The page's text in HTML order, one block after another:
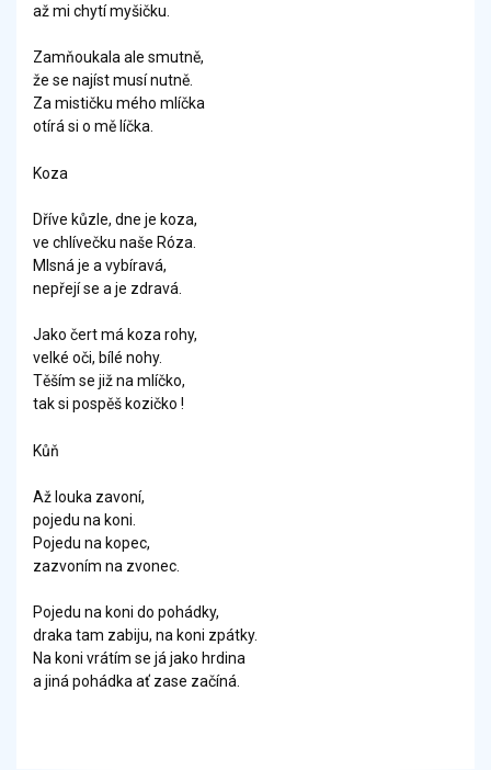
až mi chytí myšičku.
Zamňoukala ale smutně,
že se najíst musí nutně.
Za mističku mého mlíčka
otírá si o mě líčka.
Koza
Dříve kůzle, dne je koza,
ve chlívečku naše Róza.
Mlsná je a vybíravá,
nepřejí se a je zdravá.
Jako čert má koza rohy,
velké oči, bílé nohy.
Těším se již na mlíčko,
tak si pospěš kozičko !
Kůň
Až louka zavoní,
pojedu na koni.
Pojedu na kopec,
zazvoním na zvonec.
Pojedu na koni do pohádky,
draka tam zabiju, na koni zpátky.
Na koni vrátím se já jako hrdina
a jiná pohádka ať zase začíná.